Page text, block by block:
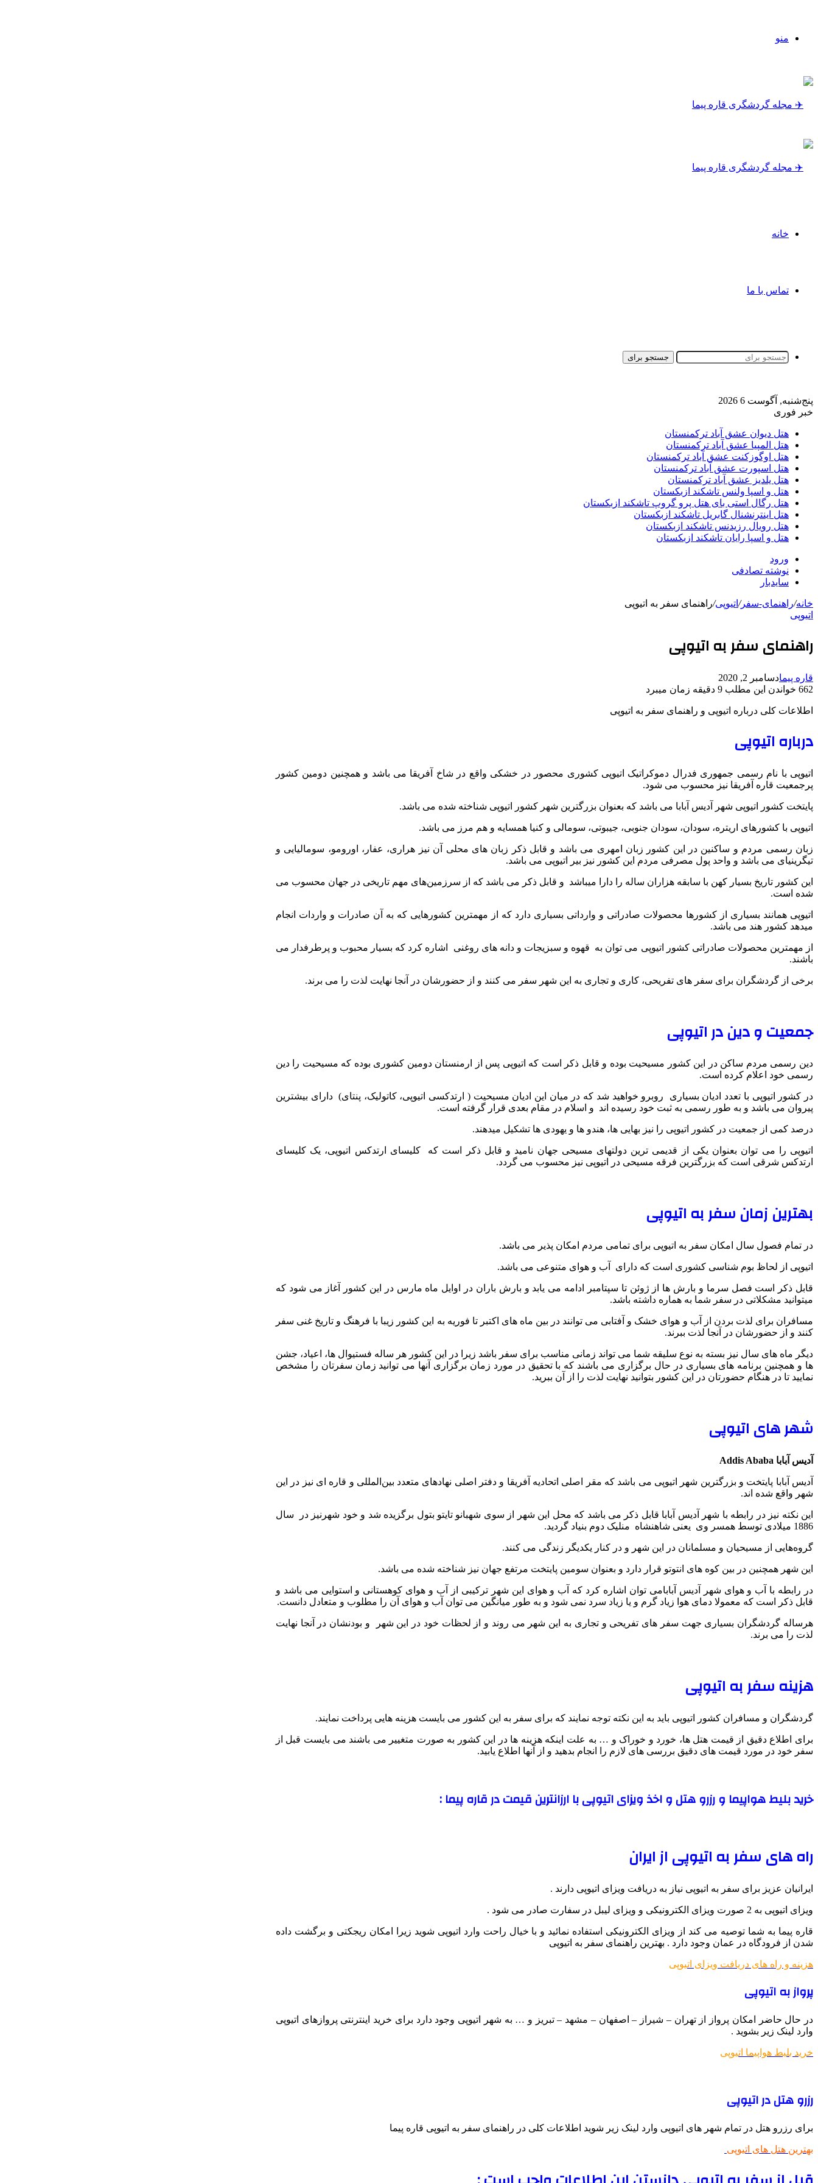
منو
خانه
تماس با ما
جستجو برای
پنج‌شنبه, آگوست 6 2026
خبر فوری
هتل دیوان عشق آباد ترکمنستان
هتل المپیا عشق آباد ترکمنستان
هتل اوگوزکنت عشق آباد ترکمنستان
هتل اسپورت عشق آباد ترکمنستان
هتل یلدیز عشق آباد ترکمنستان
هتل و اسپا ولنس تاشکند ازبکستان
هتل رگال استی بای هتل پرو گروپ تاشکند ازبکستان
هتل اینترنشنال گابریل تاشکند ازبکستان
هتل رویال رزیدنس تاشکند ازبکستان
هتل و اسپا رایان تاشکند ازبکستان
ورود
نوشته تصادفی
سایدبار
خانه/راهنمای-سفر/ اتیوپی/راهنمای سفر به اتیوپی
اتیوپی
راهنمای سفر به اتیوپی
قاره پیمادسامبر 2, 2020
662 خواندن این مطلب 9 دقیقه زمان میبرد
اطلاعات کلی درباره اتیوپی و راهنمای سفر به اتیوپی
درباره اتیوپی
اتیوپی با نام رسمی جمهوری فدرال دموکراتیک اتیوپی کشوری محصور در خشکی واقع در شاخ آفریقا می باشد و همچنین دومین کشور
پرجمعیت قاره آفریقا نیز محسوب می شود.
پایتخت کشور اتیوپی شهر آدیس آبابا می باشد که بعنوان بزرگترین شهر کشور اتیوپی شناخته شده می باشد.
اتیوپی با کشورهای اریتره، سودان، سودان جنوبی، جیبوتی، سومالی و کنیا همسایه و هم مرز می باشد.
زبان رسمی مردم و ساکنین در این کشور زبان امهری می باشد و قابل ذکر زبان های محلی آن نیز هراری، عفار، اورومو، سومالیایی و
تیگرینیای می باشد و واحد پول مصرفی مردم این کشور نیز بیر اتیوپی می باشد.
این کشور تاریخ بسیار کهن با سابقه هزاران ساله را دارا میباشد و قابل ذکر می باشد که از سرزمین‌های مهم تاریخی در جهان محسوب می
شده است.
اتیوپی همانند بسیاری از کشورها محصولات صادراتی و وارداتی بسیاری دارد که از مهمترین کشورهایی که به آن صادرات و واردات انجام
میدهد کشور هند می باشد.
از مهمترین محصولات صادراتی کشور اتیوپی می توان به قهوه و سبزیجات و دانه های روغنی اشاره کرد که بسیار محبوب و پرطرفدار می
باشند.
برخی از گردشگران برای سفر های تفریحی، کاری و تجاری به این شهر سفر می کنند و از حضورشان در آنجا نهایت لذت را می برند.
جمعیت و دین در اتیوپی
دین رسمی مردم ساکن در این کشور مسیحیت بوده و قابل ذکر است که اتیوپی پس از ارمنستان دومین کشوری بوده که مسیحیت را دین
رسمی خود اعلام کرده است.
در کشور اتیوپی با تعدد ادیان بسیاری روبرو خواهید شد که در میان این ادیان مسیحیت ( ارتدکسی اتیوپی، کاتولیک، پنتای) دارای بیشترین
پیروان می باشد و به طور رسمی به ثبت خود رسیده اند و اسلام در مقام بعدی قرار گرفته است.
درصد کمی از جمعیت در کشور اتیوپی را نیز بهایی ها، هندو ها و یهودی ها تشکیل میدهند.
اتیوپی را می توان بعنوان یکی از قدیمی‌ ترین دولتهای مسیحی جهان نامید و قابل ذکر است که کلیسای ارتدکس اتیوپی، یک کلیسای
ارتدکس شرقی است که بزرگترین فرقه مسیحی در اتیوپی نیز محسوب می گردد.
بهترین زمان سفر به اتیوپی
در تمام فصول سال امکان سفر به اتیوپی برای تمامی مردم امکان پذیر می باشد.
اتیوپی از لحاظ بوم‌ شناسی کشوری است که دارای آب و هوای متنوعی می باشد.
قابل ذکر است فصل سرما و بارش ها از ژوئن تا سپتامبر ادامه می یابد و بارش باران در اوایل ماه مارس در این کشور آغاز می شود که
میتوانید مشکلاتی در سفر شما به هماره داشته باشد.
مسافران برای لذت بردن از آب و هوای خشک و آفتابی می توانند در بین ماه های اکتبر تا فوریه به این کشور زیبا با فرهنگ و تاریخ غنی سفر
کنند و از حضورشان در آنجا لذت ببرند.
دیگر ماه های سال نیز بسته به نوع سلیقه شما می تواند زمانی مناسب برای سفر باشد زیرا در این کشور هر ساله فستیوال ها، اعیاد، جشن
ها و همچنین برنامه های بسیاری در حال برگزاری می باشند که با تحقیق در مورد زمان برگزاری آنها می توانید زمان سفرتان را مشخص
نمایید تا در هنگام حضورتان در این کشور بتوانید نهایت لذت را از آن ببرید.
شهر های اتیوپی
آدیس آبابا Addis Ababa
آدیس آبابا پایتخت و بزرگترین شهر اتیوپی می باشد که مقر اصلی اتحادیه آفریقا و دفتر اصلی نهادهای متعدد بین‌المللی و قاره‌ ای نیز در این
شهر واقع شده اند.
این نکته نیز در رابطه با شهر آدیس آبابا قابل ذکر می باشد که محل این شهر از سوی شهبانو تایتو بتول برگزیده شد و خود شهرنیز در سال
1886 میلادی توسط همسر وی یعنی شاهنشاه منلیک دوم بنیاد گردید.
گروه‌هایی از مسیحیان و مسلمانان در این شهر و در کنار یکدیگر زندگی می کنند.
این شهر همچنین در بین کوه های انتوتو قرار دارد و بعنوان سومین پایتخت مرتفع جهان نیز شناخته شده می باشد.
در رابطه با آب و هوای شهر آدیس آبابامی توان اشاره کرد که آب و هوای این شهر ترکیبی از آب و هوای کوهستانی و استوایی می باشد و
قابل ذکر است که معمولا دمای هوا زیاد گرم و یا زیاد سرد نمی شود و به طور میانگین می توان آب و هوای آن را مطلوب و متعادل دانست.
هرساله گردشگران بسیاری جهت سفر های تفریحی و تجاری به این شهر می روند و از لحظات خود در این شهر و بودنشان در آنجا نهایت
لذت را می برند.
هزینه سفر به اتیوپی
گردشگران و مسافران کشور اتیوپی باید به این نکته توجه نمایند که برای سفر به این کشور می بایست هزینه هایی پرداخت نمایند.
برای اطلاع دقیق از قیمت هتل ها، خورد و خوراک و … به علت اینکه هزینه ها در این کشور به صورت متغییر می باشند می بایست قبل از
سفر خود در مورد قیمت های دقیق بررسی های لازم را انجام بدهید و از آنها اطلاع یابید.
خرید بلیط هواپیما و رزرو هتل و اخذ ویزای اتیوپی با ارزانترین قیمت در قاره پیما :
راه های سفر به اتیوپی از ایران
ایرانیان عزیز برای سفر به اتیوپی نیاز به دریافت ویزای اتیوپی دارند .
ویزای اتیوپی به 2 صورت ویزای الکترونیکی و ویزای لیبل در سفارت صادر می شود .
قاره پیما به شما توصیه می کند از ویزای الکترونیکی استفاده نمائید و با خیال راحت وارد اتیوپی شوید زیرا امکان ریجکتی و برگشت داده
شدن از فرودگاه در عمان وجود دارد . بهترین راهنمای سفر به اتیوپی
هزینه و راه های دریافت ویزای اتیوپی
پرواز به اتیوپی
در حال حاضر امکان پرواز از تهران – شیراز – اصفهان – مشهد – تبریز و … به شهر اتیوپی وجود دارد برای خرید اینترنتی پروازهای اتیوپی
وارد لینک زیر بشوید .
خرید بلیط هواپیما اتیوپی
رزرو هتل در اتیوپی
برای رزرو هتل در تمام شهر های اتیوپی وارد لینک زیر شوید اطلاعات کلی در راهنمای سفر به اتیوپی قاره پیما
بهترین هتل های اتیوپی